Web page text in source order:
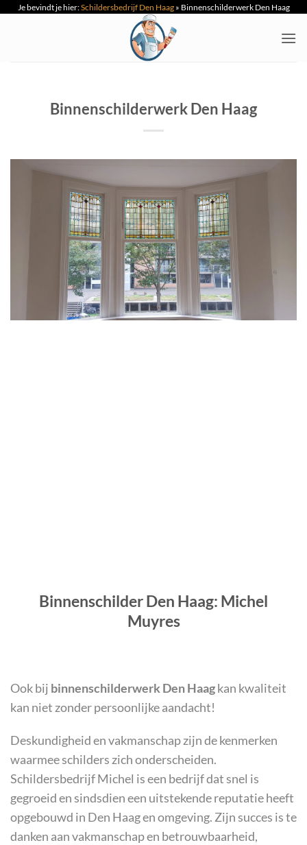
Je bevindt je hier:Schildersbedrijf Den Haag» Binnenschilderwerk Den Haag
Binnenschilderwerk Den Haag
Binnenschilder Den Haag: Michel
Muyres
Ook bij binnenschilderwerk Den Haagkan kwaliteit
kan niet zonder persoonlijke aandacht!
Deskundigheid en vakmanschap zijn de kenmerken
waarmee schilders zich onderscheiden.
Schildersbedrijf Michel is een bedrijf dat snel is
gegroeid en sindsdien een uitstekende reputatie heeft
opgebouwd in Den Haag en omgeving. Zijn succes is te
danken aan vakmanschap en betrouwbaarheid,